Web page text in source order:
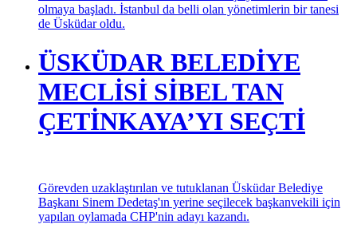
olmaya başladı. İstanbul da belli olan yönetimlerin bir tanesi
de Üsküdar oldu.
ÜSKÜDAR BELEDİYE
MECLİSİ SİBEL TAN
ÇETİNKAYA’YI SEÇTİ
Görevden uzaklaştırılan ve tutuklanan Üsküdar Belediye
Başkanı Sinem Dedetaş'ın yerine seçilecek başkanvekili için
yapılan oylamada CHP'nin adayı kazandı.